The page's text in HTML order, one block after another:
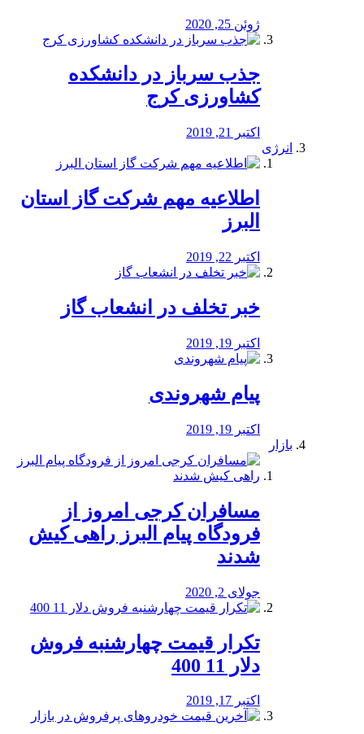
ژوئن 25, 2020
جذب سرباز در دانشکده
کشاورزی کرج
اکتبر 21, 2019
انرژی
️اطلاعیه مهم شرکت گاز استان
البرز
اکتبر 22, 2019
خبر تخلف در انشعاب گاز
اکتبر 19, 2019
پیام شهروندی
اکتبر 19, 2019
بازار
مسافران کرجی امروز از
فرودگاه پیام البرز راهی کیش
شدند
جولای 2, 2020
تکرار قیمت چهارشنبه فروش
دلار 11 400
اکتبر 17, 2019